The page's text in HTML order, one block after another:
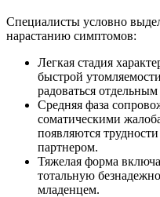
Специалисты условно
нарастанию симптомов:
Легкая стадия
быстрой
радоваться
Средняя фаза
соматическими
появляются
партнером.
Тяжелая форма
тотальную
младенцем.